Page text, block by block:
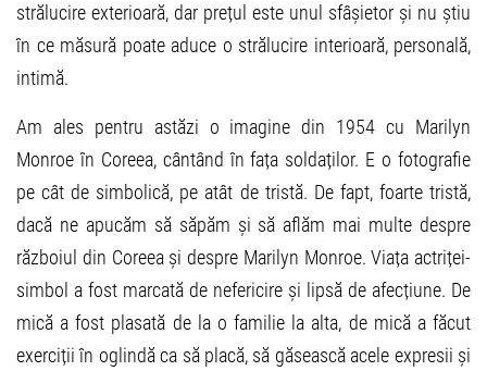
strălucire exterioară, dar prețul este unul sfâșietor și nu știu
în ce măsură poate aduce o strălucire interioară, personală,
intimă.
Am ales pentru astăzi o imagine din 1954 cu Marilyn
Monroe în Coreea, cântând în fața soldaților. E o fotografie
pe cât de simbolică, pe atât de tristă. De fapt, foarte tristă,
dacă ne apucăm să săpăm și să aflăm mai multe despre
războiul din Coreea și despre Marilyn Monroe. Viața actriței-
simbol a fost marcată de nefericire și lipsă de afecțiune. De
mică a fost plasată de la o familie la alta, de mică a făcut
exerciții în oglindă ca să placă, să găsească acele expresii și